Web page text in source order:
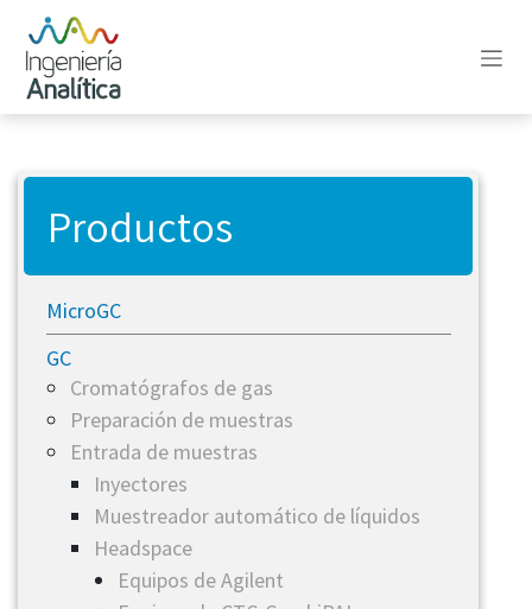
Ir al contenido
Productos
MicroGC
GC
Cromatógrafos de gas
Preparación de muestras
Entrada de muestras
Inyectores
Muestreador automático de líquidos
Headspace
Equipos de Agilent